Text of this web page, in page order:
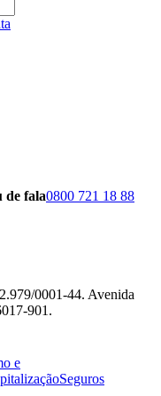
de fala0800 721 18 88
0001‐44. Avenida
901.
e
Seguros